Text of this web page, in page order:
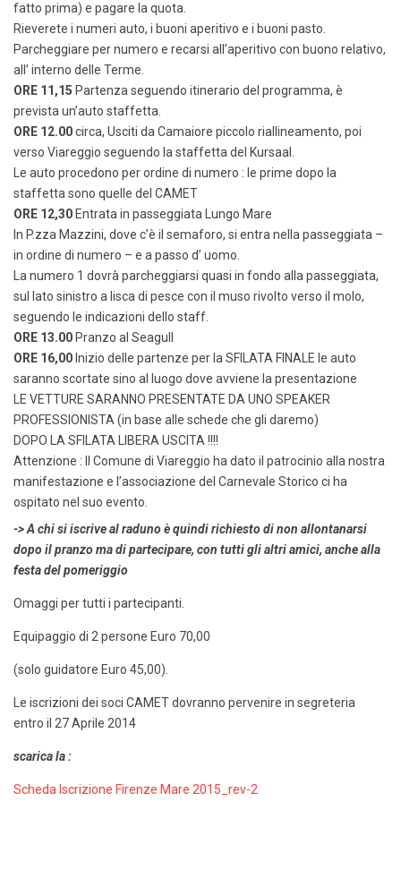
fatto prima) e pagare la quota.
Rieverete i numeri auto, i buoni aperitivo e i buoni pasto.
Parcheggiare per numero e recarsi all’aperitivo con buono relativo,
all’ interno delle Terme.
ORE 11,15 Partenza seguendo itinerario del programma, è
prevista un’auto staffetta.
ORE 12.00circa, Usciti da Camaiore piccolo riallineamento, poi
verso Viareggio seguendo la staffetta del Kursaal.
Le auto procedono per ordine di numero : le prime dopo la
staffetta sono quelle del CAMET
ORE 12,30 Entrata in passeggiata Lungo Mare
In P.zza Mazzini, dove c’è il semaforo, si entra nella passeggiata –
in ordine di numero – e a passo d’ uomo.
La numero 1 dovrà parcheggiarsi quasi in fondo alla passeggiata,
sul lato sinistro a lisca di pesce con il muso rivolto verso il molo,
seguendo le indicazioni dello staff.
ORE 13.00 Pranzo al Seagull
ORE 16,00 Inizio delle partenze per la SFILATA FINALE le auto
saranno scortate sino al luogo dove avviene la presentazione
LE VETTURE SARANNO PRESENTATE DA UNO SPEAKER
PROFESSIONISTA (in base alle schede che gli daremo)
DOPO LA SFILATA LIBERA USCITA !!!!
Attenzione : Il Comune di Viareggio ha dato il patrocinio alla nostra
manifestazione e l’associazione del Carnevale Storico ci ha
ospitato nel suo evento.
-> A chi si iscrive al raduno è quindi richiesto di non allontanarsi
dopo il pranzo ma di partecipare, con tutti gli altri amici, anche alla
festa del pomeriggio
Omaggi per tutti i partecipanti.
Equipaggio di 2 persone Euro 70,00
(solo guidatore Euro 45,00).
Le iscrizioni dei soci CAMET dovranno pervenire in segreteria
entro il 27 Aprile 2014
scarica la :
Scheda Iscrizione Firenze Mare 2015_rev-2